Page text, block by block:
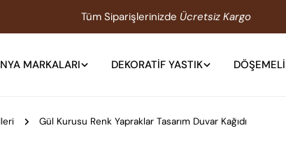
Tüm Siparişlerinizde Ücretsiz Kargo
MARKALARI DEKORATIF YASTIK
Gül Kurusu Renk Yapraklar Tasarım Duvar Kağıdı